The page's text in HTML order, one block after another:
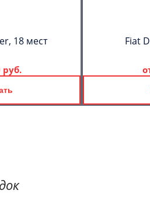
18 мест
руб.
Fiat